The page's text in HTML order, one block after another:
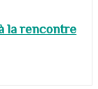
la rencontre